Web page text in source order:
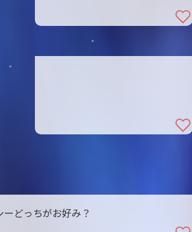
ーどっちがお好み？